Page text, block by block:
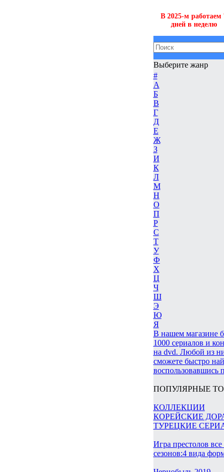
В 2025-м работаем
дней в неделю
Выберите жанр
#
А
Б
В
Г
Д
Е
Ж
З
И
К
Л
М
Н
О
П
Р
С
Т
У
Ф
Х
Ц
Ч
Ш
Э
Ю
Я
В нашем магазине
1000 сериалов и
на dvd. Любой из
сможете быстро
воспользовавшись
ПОПУЛЯРНЫЕ
КОЛЛЕКЦИИ
КОРЕЙСКИЕ
ТУРЕЦКИЕ
Игра престолов все
сезонов:4 вида